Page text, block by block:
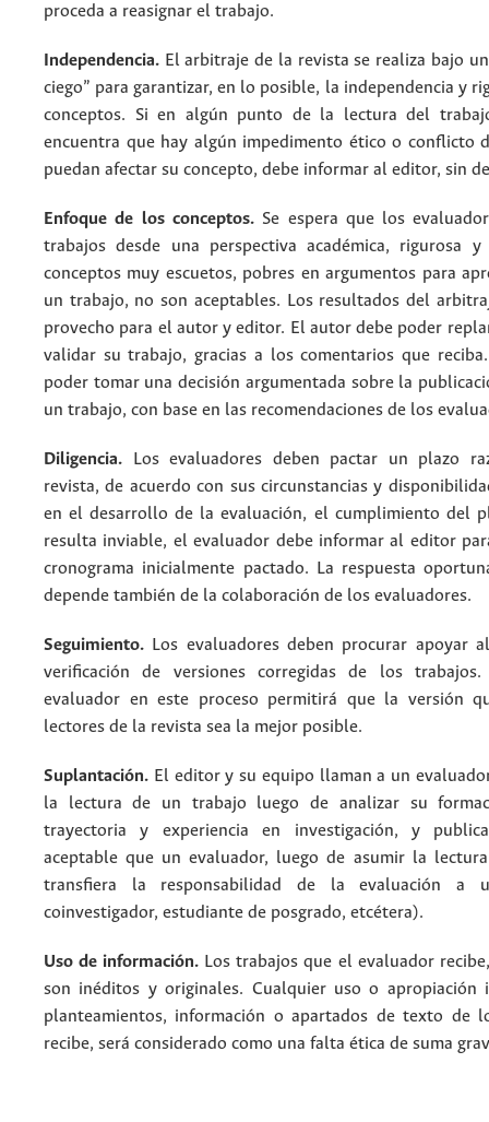
proceda a reasignar el trabajo.
Independencia. El arbitraje de la revista se realiza bajo
ciego” para garantizar, en lo posible, la independencia y
conceptos. Si en algún punto de la lectura del
encuentra que hay algún impedimento ético o conflicto
puedan afectar su concepto, debe informar al editor, sin
Enfoque de los conceptos.Se espera que los
trabajos desde una perspectiva académica, rigurosa y
conceptos muy escuetos, pobres en argumentos para
un trabajo, no son aceptables. Los resultados del
provecho para el autor y editor. El autor debe poder
validar su trabajo, gracias a los comentarios que
poder tomar una decisión argumentada sobre la
un trabajo, con base en las recomendaciones de los
Diligencia. Los evaluadores deben pactar un plazo
revista, de acuerdo con sus circunstancias y
en el desarrollo de la evaluación, el cumplimiento del
resulta inviable, el evaluador debe informar al editor
cronograma inicialmente pactado. La respuesta
depende también de la colaboración de los evaluadores.
Seguimiento. Los evaluadores deben procurar apoyar
verificación de versiones corregidas de los
evaluador en este proceso permitirá que la versión
lectores de la revista sea la mejor posible.
Suplantación. El editor y su equipo llaman a un
la lectura de un trabajo luego de analizar su
trayectoria y experiencia en investigación, y
aceptable que un evaluador, luego de asumir la
transfiera la responsabilidad de la evaluación a
coinvestigador, estudiante de posgrado, etcétera).
Uso de información. Los trabajos que el evaluador
son inéditos y originales. Cualquier uso o apropiación
planteamientos, información o apartados de texto de
recibe, será considerado como una falta ética de suma